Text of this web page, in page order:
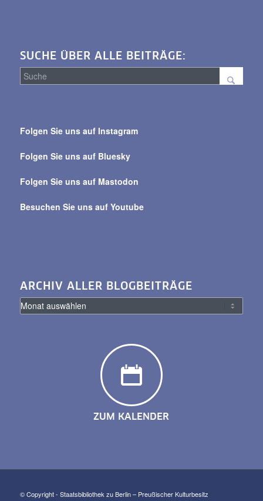
SUCHE ÜBER ALLE BEITRÄGE:
alle
Folgen Sie uns auf Instagram
Folgen Sie uns auf Bluesky
Folgen Sie uns auf Mastodon
Besuchen Sie uns auf Youtube
ARCHIV ALLER BLOGBEITRÄGE
ZUM KALENDER
© Copyright - Staatsbibliothek zu Berlin – Preußischer Kulturbesitz